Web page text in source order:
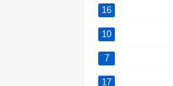
16
10
7
17